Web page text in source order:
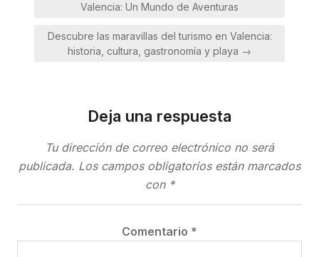
Valencia: Un Mundo de Aventuras
Descubre las maravillas del turismo en Valencia:
historia, cultura, gastronomía y playa →
Deja una respuesta
Tu dirección de correo electrónico no será
publicada. Los campos obligatorios están marcados
con *
Comentario *